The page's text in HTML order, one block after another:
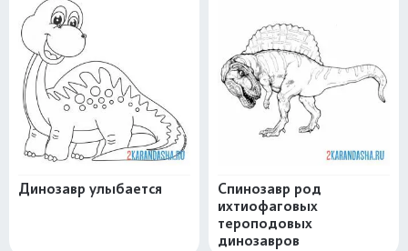
Динозавр улыбается
Спинозавр род
ихтиофаговых
тероподовых
динозавров